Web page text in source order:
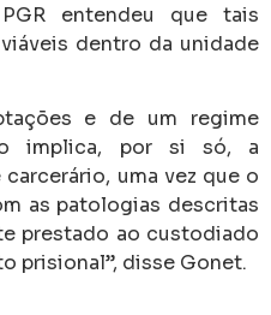
entendeu que tais
dentro da unidade
e de um regime
implica, por si só, a
uma vez que o
as patologias descritas
prestado ao custodiado
prisional”, disse Gonet.